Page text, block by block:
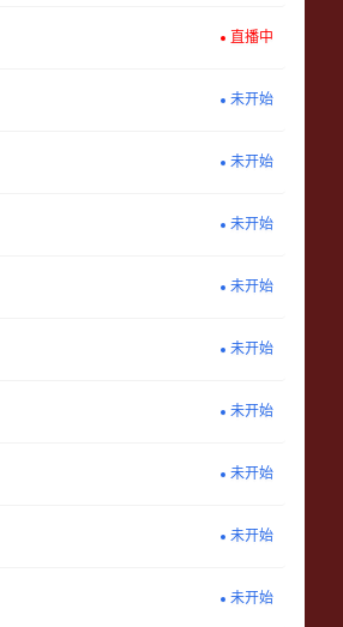
直播中
未开始
未开始
未开始
未开始
未开始
未开始
未开始
未开始
未开始